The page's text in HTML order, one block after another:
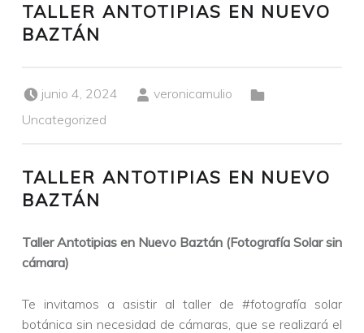
TALLER ANTOTIPIAS EN NUEVO
BAZTÁN
junio 4, 2024 veronicamulio
Uncategorized
TALLER ANTOTIPIAS EN NUEVO
BAZTÁN
Taller Antotipias en Nuevo Baztán (Fotografía Solar sin
cámara)
Te invitamos a asistir al taller de #fotografía solar
botánica sin necesidad de cámaras, que se realizará el